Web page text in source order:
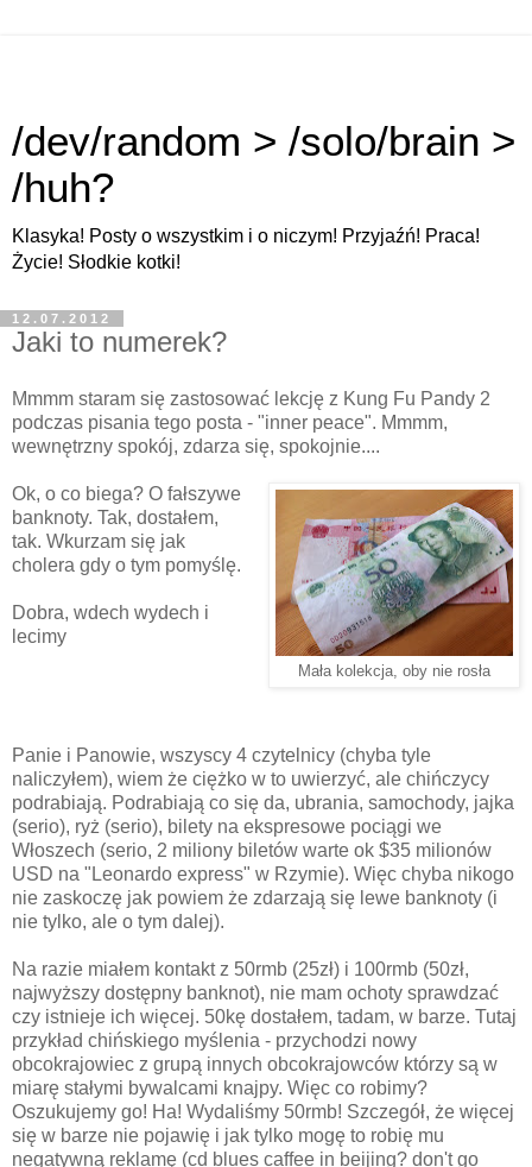
/dev/random > /solo/brain >
/huh?
Klasyka! Posty o wszystkim i o niczym! Przyjaźń! Praca!
Życie! Słodkie kotki!
12.07.2012
Jaki to numerek?
Mmmm staram się zastosować lekcję z Kung Fu Pandy 2
podczas pisania tego posta - "inner peace". Mmmm,
wewnętrzny spokój, zdarza się, spokojnie....
Mała kolekcja, oby nie rosła
Ok, o co biega? O fałszywe
banknoty. Tak, dostałem,
tak. Wkurzam się jak
cholera gdy o tym pomyślę.
Dobra, wdech wydech i
lecimy
Panie i Panowie, wszyscy 4 czytelnicy (chyba tyle
naliczyłem), wiem że ciężko w to uwierzyć, ale chińczycy
podrabiają. Podrabiają co się da, ubrania, samochody, jajka
(serio), ryż (serio), bilety na ekspresowe pociągi we
Włoszech (serio, 2 miliony biletów warte ok $35 milionów
USD na "Leonardo express" w Rzymie). Więc chyba nikogo
nie zaskoczę jak powiem że zdarzają się lewe banknoty (i
nie tylko, ale o tym dalej).
Na razie miałem kontakt z 50rmb (25zł) i 100rmb (50zł,
najwyższy dostępny banknot), nie mam ochoty sprawdzać
czy istnieje ich więcej. 50kę dostałem, tadam, w barze. Tutaj
przykład chińskiego myślenia - przychodzi nowy
obcokrajowiec z grupą innych obcokrajowców którzy są w
miarę stałymi bywalcami knajpy. Więc co robimy?
Oszukujemy go! Ha! Wydaliśmy 50rmb! Szczegół, że więcej
się w barze nie pojawię i jak tylko mogę to robię mu
negatywną reklamę (cd blues caffee in beijing? don't go